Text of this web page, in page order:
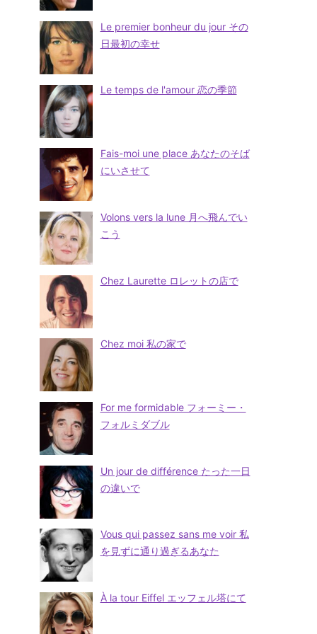
Le premier bonheur du jour その
日最初の幸せ
Le temps de l'amour 恋の季節
Fais-moi une place あなたのそば
にいさせて
Volons vers la lune 月へ飛んでい
こう
Chez Laurette ロレットの店で
Chez moi 私の家で
For me formidable フォーミー・
フォルミダブル
Un jour de différence たった一日
の違いで
Vous qui passez sans me voir 私
を見ずに通り過ぎるあなた
À la tour Eiffel エッフェル塔にて